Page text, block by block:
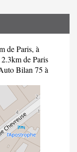
de Paris, à
de Paris
Bilan 75 à